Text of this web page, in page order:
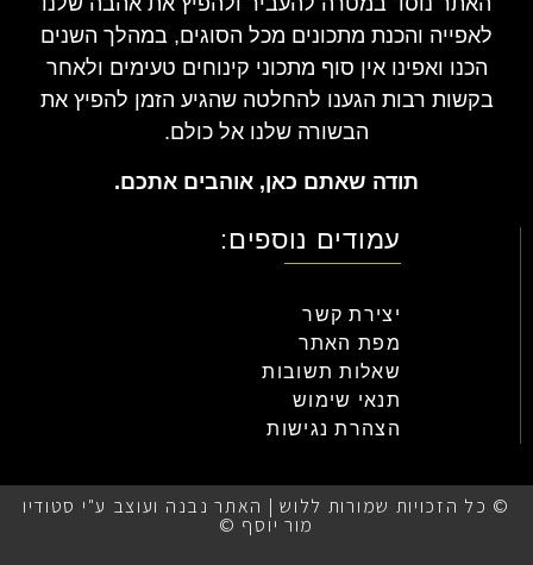
לאפייה והכנת מתכונים מכל הסוגים, במהלך השנים
הכנו ואפינו אין סוף מתכוני קינוחים טעימים ולאחר
בקשות רבות הגענו להחלטה שהגיע הזמן להפיץ את
הבשורה שלנו אל כולם.
תודה שאתם כאן, אוהבים אתכם.
עמודים נוספים:
יצירת קשר
מפת האתר
שאלות תשובות
תנאי שימוש
הצהרת נגישות
© כל הזכויות שמורות ללוש | האתר נבנה ועוצב ע"י סטודיו
מור יוסף ©